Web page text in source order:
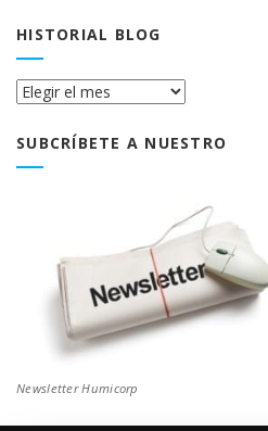
HISTORIAL BLOG
Historial
SUBCRÍBETE A NUESTRO
Newsletter Humicorp